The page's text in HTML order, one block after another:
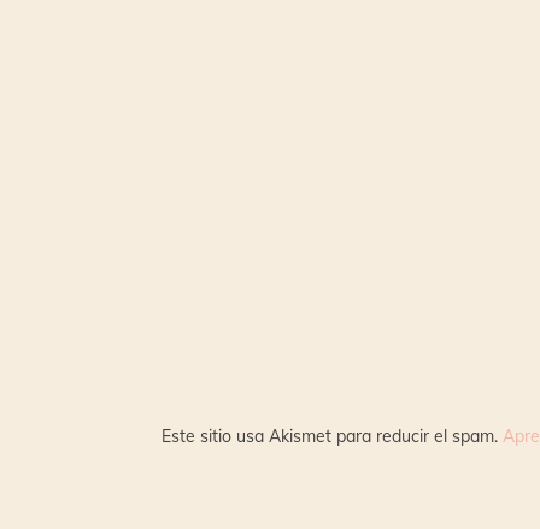
Este sitio usa Akismet para reducir el spam.